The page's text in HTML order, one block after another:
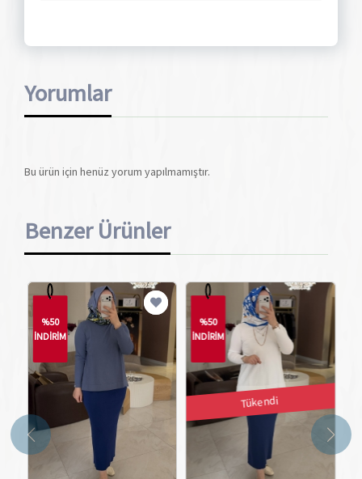
Yorumlar
Bu ürün için henüz yorum yapılmamıştır.
Benzer Ürünler
%50
İNDİRİM
%50
İNDİRİM
Tükendi